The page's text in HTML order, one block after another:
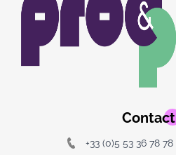
logo
Contact
+33 (0)5 53 36 78 78